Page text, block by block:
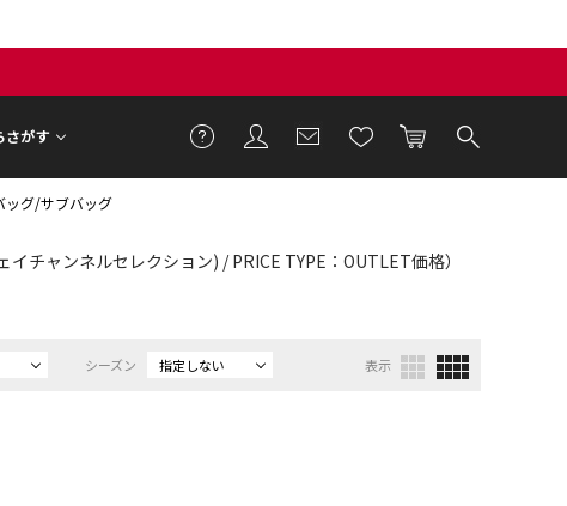
さがす
ッグ/サブバッグ
チャンネルセレクション) / PRICE TYPE：OUTLET価格）
シーズン 指定しない 表示